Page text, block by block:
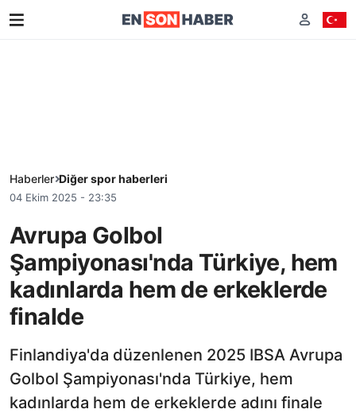
Haberler Diğer spor haberleri
04 Ekim 2025 - 23:35
Avrupa Golbol
Şampiyonası'nda Türkiye, hem
kadınlarda hem de erkeklerde
finalde
Finlandiya'da düzenlenen 2025 IBSA Avrupa
Golbol Şampiyonası'nda Türkiye, hem
kadınlarda hem de erkeklerde adını finale